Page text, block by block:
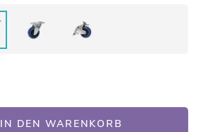
IN DEN WARENKORB